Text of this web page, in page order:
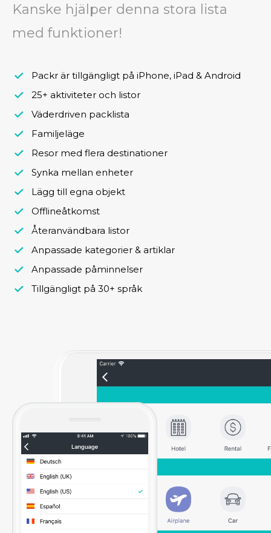
Kanske hjälper denna stora lista
med funktioner!
Packr är tillgängligt på iPhone, iPad & Android
25+ aktiviteter och listor
Väderdriven packlista
Familjeläge
Resor med flera destinationer
Synka mellan enheter
Lägg till egna objekt
Offlineåtkomst
Återanvändbara listor
Anpassade kategorier & artiklar
Anpassade påminnelser
Tillgängligt på 30+ språk